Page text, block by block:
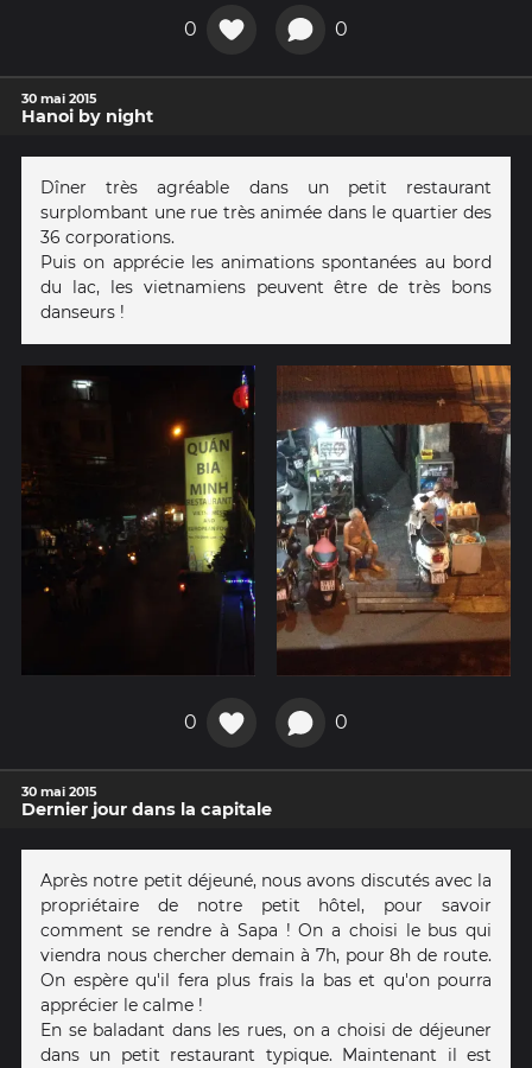
0 0
30 mai 2015
Hanoi by night
Dîner très agréable dans un petit restaurant
surplombant une rue très animée dans le quartier des
36 corporations.
Puis on apprécie les animations spontanées au bord
du lac, les vietnamiens peuvent être de très bons
danseurs !
0 0
30 mai 2015
Dernier jour dans la capitale
Après notre petit déjeuné, nous avons discutés avec la
propriétaire de notre petit hôtel, pour savoir
comment se rendre à Sapa ! On a choisi le bus qui
viendra nous chercher demain à 7h, pour 8h de route.
On espère qu'il fera plus frais la bas et qu'on pourra
apprécier le calme !
En se baladant dans les rues, on a choisi de déjeuner
dans un petit restaurant typique. Maintenant il est